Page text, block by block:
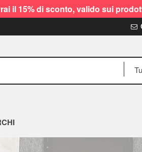
il 15% di sconto, valido sui